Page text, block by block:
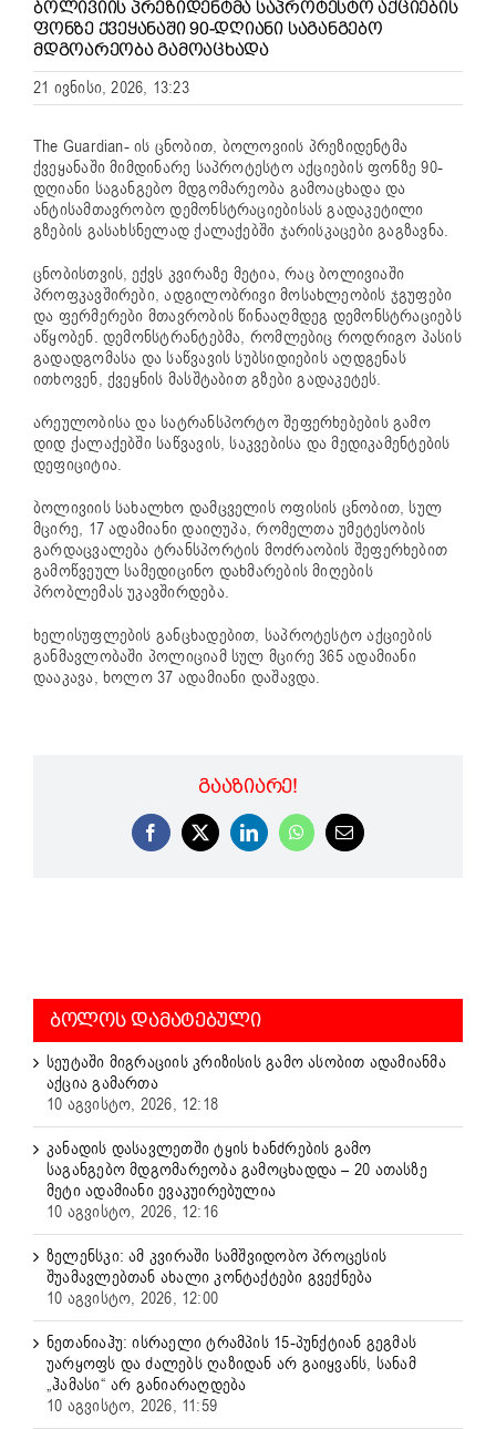
ᲑᲝᲚᲘᲕᲘᲘᲡ ᲞᲠᲔᲖᲘᲓᲔᲜᲢᲛᲐ ᲡᲐᲞᲠᲝᲢᲔᲡᲢᲝ ᲐᲥᲪᲘᲔᲑᲘᲡ
ᲤᲝᲜᲖᲔ ᲥᲕᲔᲧᲐᲜᲐᲨᲘ 90-ᲓᲦᲘᲐᲜᲘ ᲡᲐᲒᲐᲜᲒᲔᲑᲝ
ᲛᲓᲒᲝᲐᲠᲔᲝᲑᲐ ᲒᲐᲛᲝᲐᲪᲮᲐᲓᲐ
21 ივნისი, 2026, 13:23
The Guardian- ის ცნობით, ბოლოვიის პრეზიდენტმა
ქვეყანაში მიმდინარე საპროტესტო აქციების ფონზე 90-
დღიანი საგანგებო მდგომარეობა გამოაცხადა და
ანტისამთავრობო დემონსტრაციებისას გადაკეტილი
გზების გასახსნელად ქალაქებში ჯარისკაცები გაგზავნა.
ცნობისთვის, ექვს კვირაზე მეტია, რაც ბოლივიაში
პროფკავშირები, ადგილობრივი მოსახლეობის ჯგუფები
და ფერმერები მთავრობის წინააღმდეგ დემონსტრაციებს
აწყობენ. დემონსტრანტებმა, რომლებიც როდრიგო პასის
გადადგომასა და საწვავის სუბსიდიების აღდგენას
ითხოვენ, ქვეყნის მასშტაბით გზები გადაკეტეს.
არეულობისა და სატრანსპორტო შეფერხებების გამო
დიდ ქალაქებში საწვავის, საკვებისა და მედიკამენტების
დეფიციტია.
ბოლივიის სახალხო დამცველის ოფისის ცნობით, სულ
მცირე, 17 ადამიანი დაიღუპა, რომელთა უმეტესობის
გარდაცვალება ტრანსპორტის მოძრაობის შეფერხებით
გამოწვეულ სამედიცინო დახმარების მიღების
პრობლემას უკავშირდება.
ხელისუფლების განცხადებით, საპროტესტო აქციების
განმავლობაში პოლიციამ სულ მცირე 365 ადამიანი
დააკავა, ხოლო 37 ადამიანი დაშავდა.
ᲒᲐᲐᲖᲘᲐᲠᲔ!
Facebook
X LinkedInWhatsApp
Email
ᲑᲝᲚᲝᲡ ᲓᲐᲛᲐᲢᲔᲑᲣᲚᲘ
სეუტაში მიგრაციის კრიზისის გამო ასობით ადამიანმა
აქცია გამართა
10 აგვისტო, 2026, 12:18
კანადის დასავლეთში ტყის ხანძრების გამო
საგანგებო მდგომარეობა გამოცხადდა – 20 ათასზე
მეტი ადამიანი ევაკუირებულია
10 აგვისტო, 2026, 12:16
ზელენსკი: ამ კვირაში სამშვიდობო პროცესის
შუამავლებთან ახალი კონტაქტები გვექნება
10 აგვისტო, 2026, 12:00
ნეთანიაჰუ: ისრაელი ტრამპის 15-პუნქტიან გეგმას
უარყოფს და ძალებს ღაზიდან არ გაიყვანს, სანამ
„ჰამასი“ არ განიარაღდება
10 აგვისტო, 2026, 11:59